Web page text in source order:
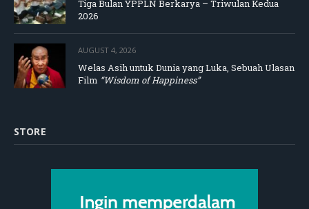
Tiga Bulan YPPLN Berkarya – Triwulan Kedua
2026
AUGUST 4, 2026
Welas Asih untuk Dunia yang Luka, Sebuah Ulasan
Film “Wisdom of Happiness”
STORE